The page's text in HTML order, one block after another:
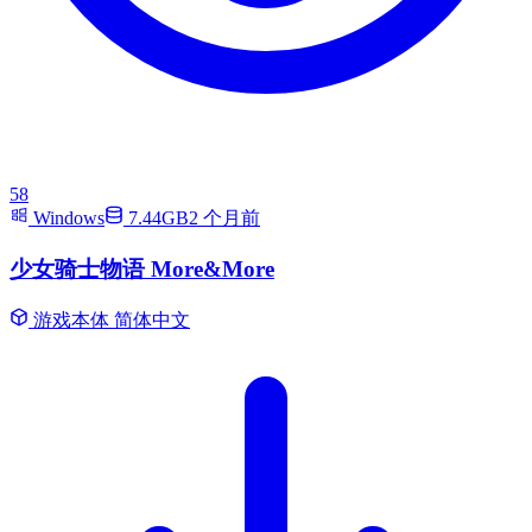
58
Windows
7.44GB2 个月前
少女骑士物语 More&More
游戏本体 简体中文